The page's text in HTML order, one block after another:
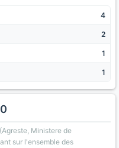
4
2
1
1
Ministere de
sur l'ensemble des